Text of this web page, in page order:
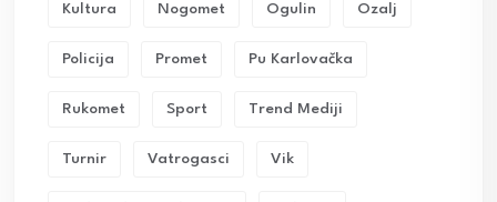
Kultura Nogomet Ogulin Ozalj
Policija Promet Pu Karlovačka
Rukomet Sport Trend Mediji
Turnir Vatrogasci Vik